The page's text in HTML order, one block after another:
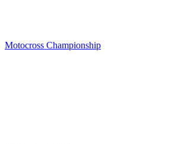
Motocross Championship